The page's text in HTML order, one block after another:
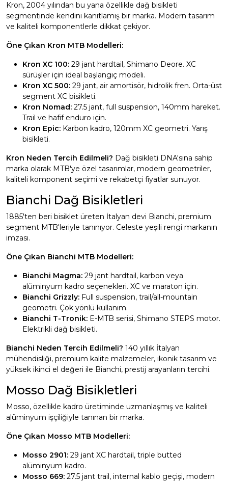
Kron, 2004 yılından bu yana özellikle dağ bisikleti
segmentinde kendini kanıtlamış bir marka. Modern tasarım
ve kaliteli komponentlerle dikkat çekiyor.
Öne Çıkan Kron MTB Modelleri:
Kron XC 100: 29 jant hardtail, Shimano Deore. XC
sürüşler için ideal başlangıç modeli.
Kron XC 500: 29 jant, air amortisör, hidrolik fren. Orta-üst
segment XC bisikleti.
Kron Nomad: 27.5 jant, full suspension, 140mm hareket.
Trail ve hafif enduro için.
Kron Epic: Karbon kadro, 120mm XC geometri. Yarış
bisikleti.
Kron Neden Tercih Edilmeli? Dağ bisikleti DNA'sına sahip
marka olarak MTB'ye özel tasarımlar, modern geometriler,
kaliteli komponent seçimi ve rekabetçi fiyatlar sunuyor.
Bianchi Dağ Bisikletleri
1885'ten beri bisiklet üreten İtalyan devi Bianchi, premium
segment MTB'leriyle tanınıyor. Celeste yeşili rengi markanın
imzası.
Öne Çıkan Bianchi MTB Modelleri:
Bianchi Magma: 29 jant hardtail, karbon veya
alüminyum kadro seçenekleri. XC ve maraton için.
Bianchi Grizzly: Full suspension, trail/all-mountain
geometri. Çok yönlü kullanım.
Bianchi T-Tronik: E-MTB serisi, Shimano STEPS motor.
Elektrikli dağ bisikleti.
Bianchi Neden Tercih Edilmeli? 140 yıllık İtalyan
mühendisliği, premium kalite malzemeler, ikonik tasarım ve
yüksek ikinci el değeri ile Bianchi, prestij arayanların tercihi.
Mosso Dağ Bisikletleri
Mosso, özellikle kadro üretiminde uzmanlaşmış ve kaliteli
alüminyum işçiliğiyle tanınan bir marka.
Öne Çıkan Mosso MTB Modelleri:
Mosso 2901: 29 jant XC hardtail, triple butted
alüminyum kadro.
Mosso 669: 27.5 jant trail, internal kablo geçişi, modern